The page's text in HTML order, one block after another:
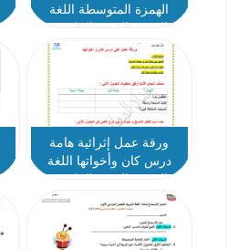
الهمزة المتوسطة اللغة
الفصل الأول
ورقة عمل إثرائية هامة
درس كان وأخواتها اللغة